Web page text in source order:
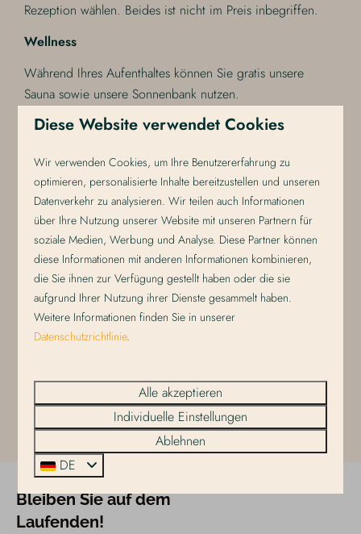
Rezeption wählen. Beides ist nicht im Preis inbegriffen.
Wellness
Während Ihres Aufenthaltes können Sie gratis unsere
Sauna sowie unsere Sonnenbank nutzen.
Parken
Sie können Ihr Auto und Ihr Fahrrad auf dem überdachten
Parkplatz gratis abstellen.
Rauchfrei
Das ganze Gebäude ist rauchfrei. Rauchen ist weder in
den Suiten noch auf den Terassen oder Balkonen erlaubt.
Reinigung
Während Ihres Aufenthalts werden die Suiten nicht
gereinigt. Bei der Rezeption können Sie Handtücher und
Sehen Sie sich die Suiten an
Bleiben Sie auf dem
Laufenden!
Diese Website verwendet Cookies
Wir verwenden Cookies, um Ihre Benutzererfahrung zu
optimieren, personalisierte Inhalte bereitzustellen und unseren
Datenverkehr zu analysieren. Wir teilen auch Informationen
über Ihre Nutzung unserer Website mit unseren Partnern für
soziale Medien, Werbung und Analyse. Diese Partner können
diese Informationen mit anderen Informationen kombinieren,
die Sie ihnen zur Verfügung gestellt haben oder die sie
aufgrund Ihrer Nutzung ihrer Dienste gesammelt haben.
Weitere Informationen finden Sie in unserer
Datenschutzrichtlinie.
Alle akzeptieren
Individuelle Einstellungen
Ablehnen
DE